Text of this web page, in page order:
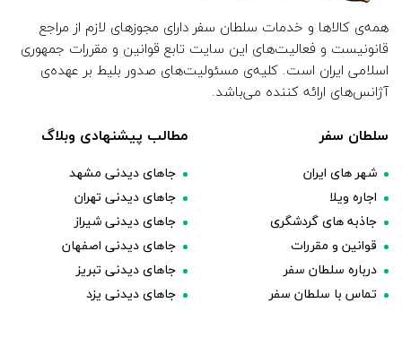
همه‌ی کالاها و خدمات سلطان سفر دارای مجوزهای لازم از مراجع
قانونیست و فعالیت‌های این سایت تابع قوانین و مقررات جمهوری
اسلامی ایران است. کلیه‌ی مسئولیت‌های صدور بلیط بر عهده‌ی
آژانس‌های ارائه کننده می‌باشد.
سلطان سفر
شهر های ایران
اجاره ویلا
جاذبه های گردشگری
قوانین و مقررات
درباره سلطان سفر
تماس با سلطان سفر
مطالب پیشنهادی وبلاگ
جاهای دیدنی مشهد
جاهای دیدنی تهران
جاهای دیدنی شیراز
جاهای دیدنی اصفهان
جاهای دیدنی تبریز
جاهای دیدنی یزد